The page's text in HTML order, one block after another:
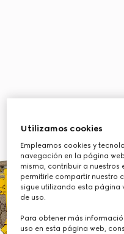
Utilizamos cookies
Empleamos cookies y
navegación en la página
misma, contribuir a nuestros
permitirle compartir nuestro
sigue utilizando esta página
de uso.
Para obtener más
uso en esta página web,